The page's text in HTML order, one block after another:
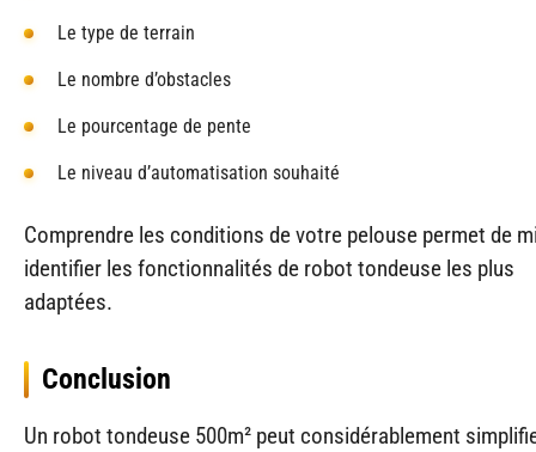
Le type de terrain
Le nombre d’obstacles
Le pourcentage de pente
Le niveau d’automatisation souhaité
Comprendre les conditions de votre pelouse permet de
identifier les fonctionnalités de robot tondeuse les plus
adaptées.
Conclusion
Un robot tondeuse 500m² peut considérablement